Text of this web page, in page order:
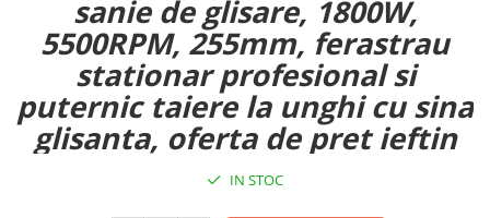
sanie de glisare, 1800W,
5500RPM, 255mm, ferastrau
stationar profesional si
puternic taiere la unghi cu sina
glisanta, oferta de pret ieftin
IN STOC